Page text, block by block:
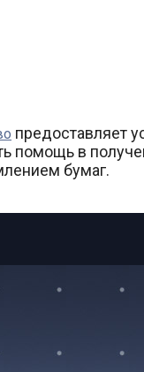
предоставляет
помощь в
бумаг.